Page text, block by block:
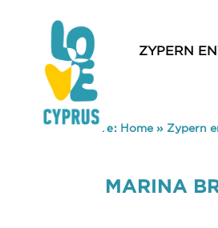
ZYPERN
You are here: Home» Zypern
MARINA